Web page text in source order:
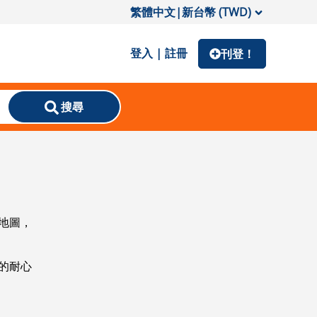
繁體中文|新台幣 (TWD)
登入 | 註冊 刊登！
搜尋
圖，
耐心